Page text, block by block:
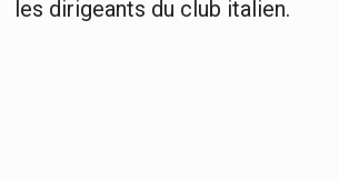
les dirigeants du club italien.